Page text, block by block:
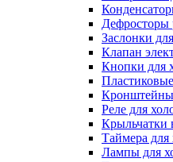
Дефросторы
Заслонки
Клапан
Кнопки для
Кронштейны
Реле для
Крыльчатки
Таймера для
Лампы для